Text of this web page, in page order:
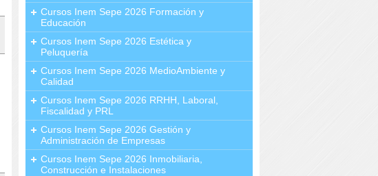
Cursos Inem Sepe 2026 Formación y
Educación
Cursos Inem Sepe 2026 Estética y
Peluquería
Cursos Inem Sepe 2026 MedioAmbiente y
Calidad
Cursos Inem Sepe 2026 RRHH, Laboral,
Fiscalidad y PRL
Cursos Inem Sepe 2026 Gestión y
Administración de Empresas
Cursos Inem Sepe 2026 Inmobiliaria,
Construcción e Instalaciones